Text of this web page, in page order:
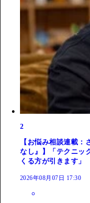
2
【お悩み相談連載
なし』】「テクニッ
くる方が引きます」
2026年08月07日 17:30